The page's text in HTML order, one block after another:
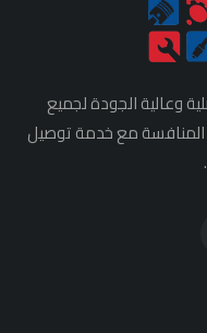
وعالية الجودة لجميع
المنافسة مع خدمة توصيل